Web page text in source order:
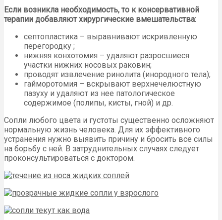
Если возникла необходимость, то к консервативной
терапии добавляют хирургические вмешательства:
септопластика – выравнивают искривленную
перегородку ;
нижняя конхотомия – удаляют разросшиеся
участки нижних носовых раковин;
проводят извлечение ринолита (инородного тела);
гайморотомия – вскрывают верхнечелюстную
пазуху и удаляют из нее патологическое
содержимое (полипы, кисты, гной) и др.
Сопли любого цвета и густоты существенно осложняют
нормальную жизнь человека. Для их эффективного
устранения нужно выявить причину и бросить все силы
на борьбу с ней. В затруднительных случаях следует
проконсультироваться с доктором.